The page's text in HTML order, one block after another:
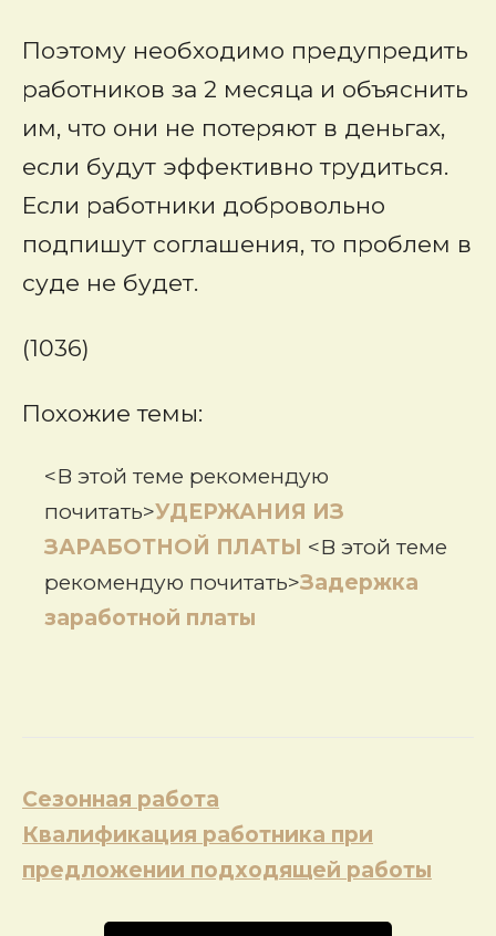
Поэтому необходимо предупредить
работников за 2 месяца и объяснить
им, что они не потеряют в деньгах,
если будут эффективно трудиться.
Если работники добровольно
подпишут соглашения, то проблем в
суде не будет.
(1036)
Похожие темы:
<В этой теме рекомендую
почитать>УДЕРЖАНИЯ ИЗ
ЗАРАБОТНОЙ ПЛАТЫ <В этой теме
рекомендую почитать>Задержка
заработной платы
Навигация
по
записям
Сезонная работа
Квалификация работника при
предложении подходящей работы